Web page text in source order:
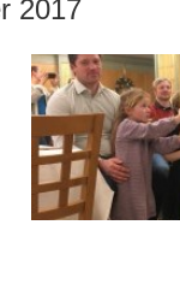
2017